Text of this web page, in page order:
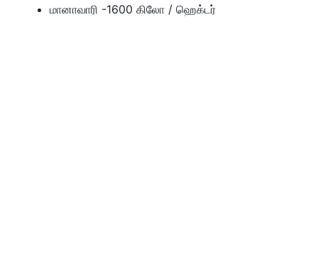
மானாவாரி -1600 கிலோ / ஹெக்டர்